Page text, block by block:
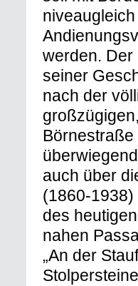
werden. Der
seiner
nach der
auch über
(1860-1938)
des
nahen
„An der